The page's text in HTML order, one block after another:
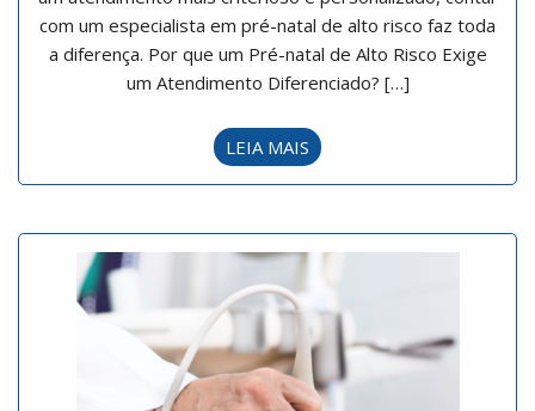
com um especialista em pré-natal de alto risco faz toda
a diferença. Por que um Pré-natal de Alto Risco Exige
um Atendimento Diferenciado? […]
LEIA MAIS